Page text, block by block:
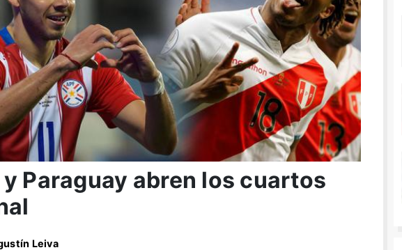
y Paraguay abren los cuartos
Leiva